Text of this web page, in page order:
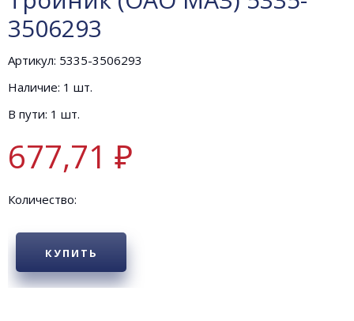
3506293
Артикул: 5335-3506293
Наличие: 1 шт.
В пути: 1 шт.
677,71 ₽
Количество:
КУПИТЬ